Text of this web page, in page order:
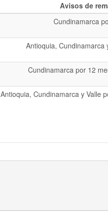
Avisos de
Cundinamarca
Antioquia, Cundinamarca
Cundinamarca por 12
Antioquia, Cundinamarca y Valle